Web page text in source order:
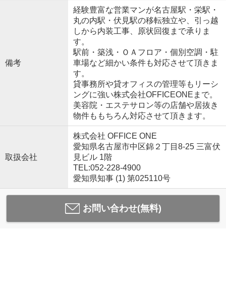
備考
経験豊富な営業マンが名古屋駅・栄駅・
丸の内駅・伏見駅の移転独立や、引っ越
しから内装工事、原状回復まで承りま
す。
駅前・築浅・ＯＡフロア・個別空調・駐
車場など細かい条件も対応させて頂きま
す。
貸事務所や貸オフィスの管理等もリーシ
ングに強い株式会社OFFICEONEまで。
美容院・エステサロン等の店舗や居抜き
物件ももちろん対応させて頂きます。
取扱会社
株式会社 OFFICE ONE
愛知県名古屋市中区錦２丁目8-25 三富伏
見ビル 1階
TEL:052-228-4900
愛知県知事 (1) 第025110号
お問い合わせ(無料)